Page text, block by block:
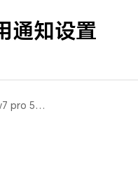
通知设置
荣耀平板 V7 Pro(荣耀平板v7 pro 5g版 6g+128g、荣耀平板v7 pro 5g版 8gb+256gb)